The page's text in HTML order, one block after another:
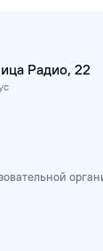
Радио, 22